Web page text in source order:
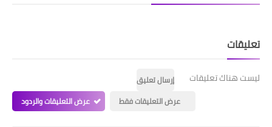
تعليقات
ليست هناك تعليقات
إرسال تعليق
عرض التعليقات فقط
عرض التعليقات والردود